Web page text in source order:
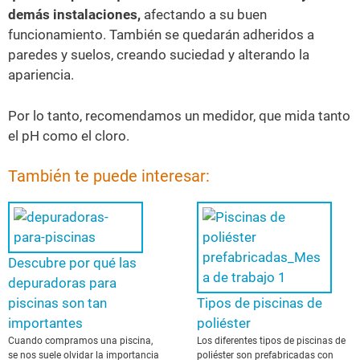
demás instalaciones, afectando a su buen
funcionamiento. También se quedarán adheridos a
paredes y suelos, creando suciedad y alterando la
apariencia.
Por lo tanto, recomendamos un medidor, que mida tanto
el pH como el cloro.
También te puede interesar:
Descubre por qué las
depuradoras para
piscinas son tan
importantes
Cuando compramos una piscina,
se nos suele olvidar la importancia
Tipos de piscinas de
poliéster
Los diferentes tipos de piscinas de
poliéster son prefabricadas con